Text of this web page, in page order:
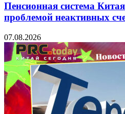
Пенсионная система
проблемой неактивных
07.08.2026